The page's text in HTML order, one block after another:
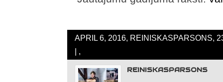
APRIL 6, 2016, REINISKASPARSONS,
| ,
REINISKASPARSONS